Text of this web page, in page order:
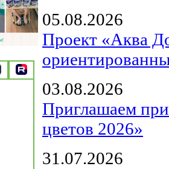
05.08.2026
Проект «Аква
03.08.2026
Приглашаем
цветов 2026»
31.07.2026